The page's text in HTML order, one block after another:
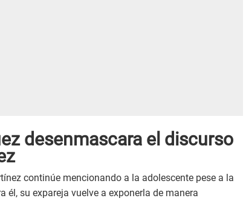
desenmascara el discurso
continúe mencionando a la adolescente pese a la
él, su expareja vuelve a exponerla de manera